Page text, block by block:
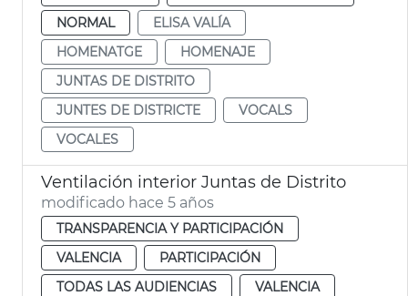
NORMAL
ELISA VALÍA
HOMENATGE
HOMENAJE
JUNTAS DE DISTRITO
JUNTES DE DISTRICTE
VOCALS
VOCALES
Ventilación interior Juntas de Distrito
modificado hace 5 años
TRANSPARENCIA Y PARTICIPACIÓN
VALENCIA
PARTICIPACIÓN
TODAS LAS AUDIENCIAS
VALENCIA